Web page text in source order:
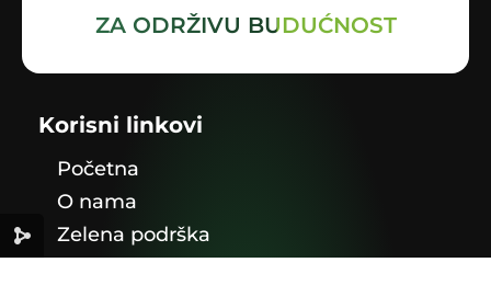
ZA ODRŽIVU BUDUĆNOST
Korisni linkovi
Početna
O nama
Zelena podrška